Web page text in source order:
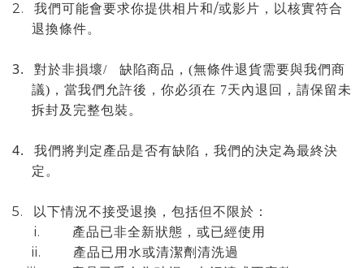
2. 我們可能會要求你提供相片和/或影片，以核實符合
退換條件。
3. 對於非損壞/ 缺陷商品 ， (無條件退貨需要與我們商
議) ， 當我們允許後 ，你必須在 7天內退回
，請保留未
拆封及完整包裝 。
4.
我們將判定產品是否有缺陷，我們的決定為最終決
定。
5. 以下情況不接受退換，包括但不限於：
i. 產品已非全新狀態，或已經使用
ii. 產品已用水或清潔劑清洗過